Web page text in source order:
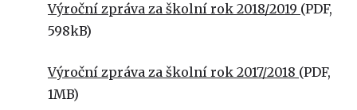
Výroční zpráva za školní rok 2018/2019 (PDF,
598kB)
Výroční zpráva za školní rok 2017/2018 (PDF,
1MB)